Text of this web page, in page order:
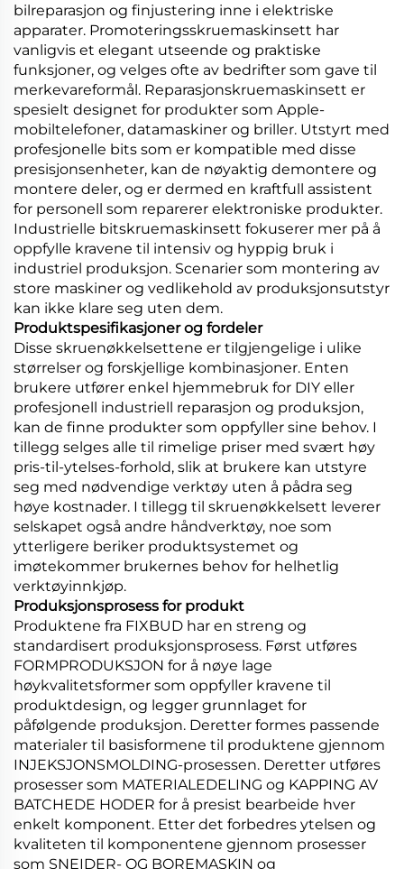
bilreparasjon og finjustering inne i elektriske
apparater. Promoteringsskruemaskinsett har
vanligvis et elegant utseende og praktiske
funksjoner, og velges ofte av bedrifter som gave til
merkevareformål. Reparasjonskruemaskinsett er
spesielt designet for produkter som Apple-
mobiltelefoner, datamaskiner og briller. Utstyrt med
profesjonelle bits som er kompatible med disse
presisjonsenheter, kan de nøyaktig demontere og
montere deler, og er dermed en kraftfull assistent
for personell som reparerer elektroniske produkter.
Industrielle bitskruemaskinsett fokuserer mer på å
oppfylle kravene til intensiv og hyppig bruk i
industriel produksjon. Scenarier som montering av
store maskiner og vedlikehold av produksjonsutstyr
kan ikke klare seg uten dem.
Produktspesifikasjoner og fordeler
Disse skruenøkkelsettene er tilgjengelige i ulike
størrelser og forskjellige kombinasjoner. Enten
brukere utfører enkel hjemmebruk for DIY eller
profesjonell industriell reparasjon og produksjon,
kan de finne produkter som oppfyller sine behov. I
tillegg selges alle til rimelige priser med svært høy
pris-til-ytelses-forhold, slik at brukere kan utstyre
seg med nødvendige verktøy uten å pådra seg
høye kostnader. I tillegg til skruenøkkelsett leverer
selskapet også andre håndverktøy, noe som
ytterligere beriker produktsystemet og
imøtekommer brukernes behov for helhetlig
verktøyinnkjøp.
Produksjonsprosess for produkt
Produktene fra FIXBUD har en streng og
standardisert produksjonsprosess. Først utføres
FORMPRODUKSJON for å nøye lage
høykvalitetsformer som oppfyller kravene til
produktdesign, og legger grunnlaget for
påfølgende produksjon. Deretter formes passende
materialer til basisformene til produktene gjennom
INJEKSJONSMOLDING-prosessen. Deretter utføres
prosesser som MATERIALEDELING og KAPPING AV
BATCHEDE HODER for å presist bearbeide hver
enkelt komponent. Etter det forbedres ytelsen og
kvaliteten til komponentene gjennom prosesser
som SNEIDER- OG BOREMASKIN og